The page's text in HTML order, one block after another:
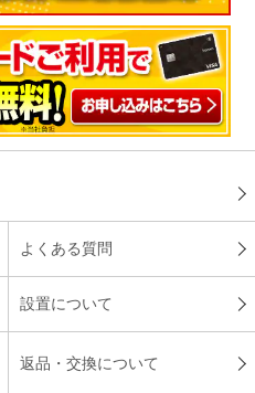
ゆっくりと暖かくなるのでと
（東京都60代Y.S様）
、買って良かった
もなく暖かいので買って良か
（茨城県 50代
よくある質問
設置について
返品・交換について